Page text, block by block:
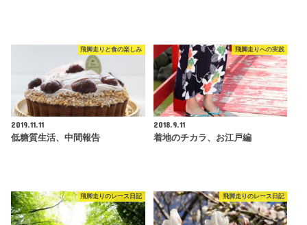
飛脚走りと食の楽しみ
2019.11.11
低糖質生活、中間報告
飛脚走りへの実践
2018.9.11
着地のチカラ、お江戸編
飛脚走りのレース日記 飛脚走りのレース日記